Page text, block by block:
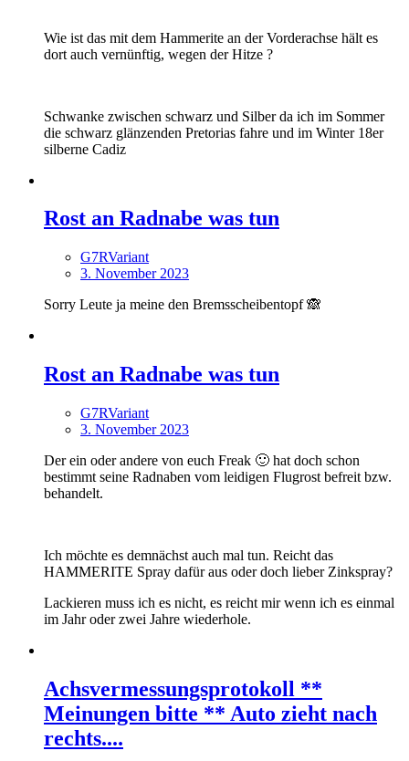
Wie ist das mit dem Hammerite an der Vorderachse hält es
dort auch vernünftig, wegen der Hitze ?
Schwanke zwischen schwarz und Silber da ich im Sommer
die schwarz glänzenden Pretorias fahre und im Winter 18er
silberne Cadiz
Rost an Radnabe was tun
G7RVariant
3. November 2023
Sorry Leute ja meine den Bremsscheibentopf 🙈
Rost an Radnabe was tun
G7RVariant
3. November 2023
Der ein oder andere von euch Freak 🙂 hat doch schon
bestimmt seine Radnaben vom leidigen Flugrost befreit bzw.
behandelt.
Ich möchte es demnächst auch mal tun. Reicht das
HAMMERITE Spray dafür aus oder doch lieber Zinkspray?
Lackieren muss ich es nicht, es reicht mir wenn ich es einmal
im Jahr oder zwei Jahre wiederhole.
Achsvermessungsprotokoll **
Meinungen bitte ** Auto zieht nach
rechts....